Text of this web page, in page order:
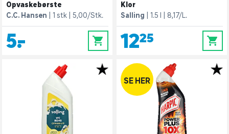
Opvaskebørste
C.C. Hansen
1 stk 5,00/Stk.
5,- 0
Klor
Salling
1.5 l 8,17/L.
12,25 0
SE HER